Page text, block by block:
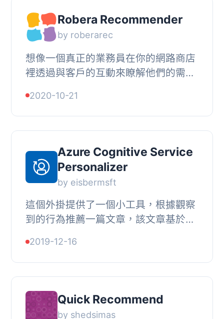
Robera Recommender
by roberarec
想像一個真正的業務員在你的網路商店
裡透過與客戶的互動來瞭解他們的需
他們想要的東西。Robera 使用人工智
慧方法學習你的...
2020-10-21
Azure Cognitive Service
Personalizer
by eisbermsft
這個外掛提供了一個小工具，根據觀察
到的行為推薦一篇文章，該文章基於此
Microsoft Azure 認知服務個人化提供
的強化學習...
2019-12-16
Quick Recommend
by shedsimas